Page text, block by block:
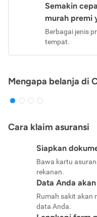
Semakin
murah premi
Berbagai jenis
tempat.
Mengapa belanja di
Cara klaim asuransi
Siapkan
Bawa kartu
rekanan.
Data Anda
Rumah sakit akan
data Anda.